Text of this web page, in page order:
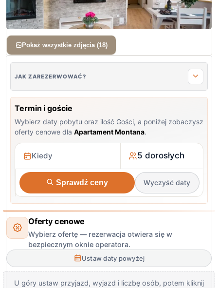
+ 15 zdjęć
Pokaż wszystkie zdjęcia (18)
JAK ZAREZERWOWAĆ?
Termin i goście
Wybierz daty pobytu oraz ilość Gości, a poniżej zobaczysz
oferty cenowe dla Apartament Montana.
5 dorosłych
Sprawdź ceny Wyczyść daty
Oferty cenowe
Wybierz ofertę — rezerwacja otwiera się w
bezpiecznym oknie operatora.
Ustaw daty powyżej
U góry ustaw przyjazd, wyjazd i liczbę osób, potem kliknij